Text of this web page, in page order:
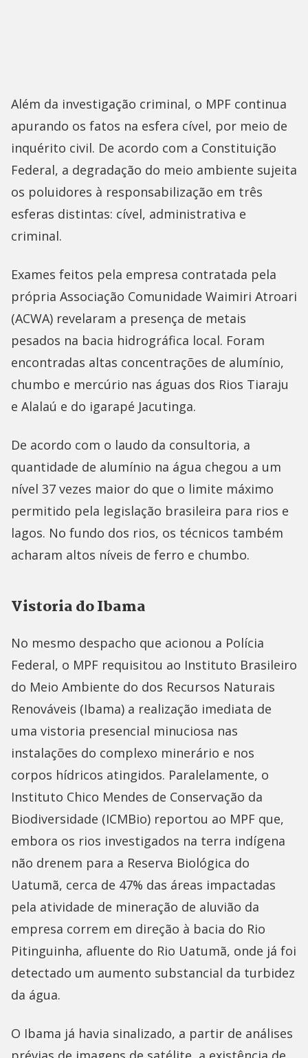
Além da investigação criminal, o MPF continua
apurando os fatos na esfera cível, por meio de
inquérito civil. De acordo com a Constituição
Federal, a degradação do meio ambiente sujeita
os poluidores à responsabilização em três
esferas distintas: cível, administrativa e
criminal.
Exames feitos pela empresa contratada pela
própria Associação Comunidade Waimiri Atroari
(ACWA) revelaram a presença de metais
pesados na bacia hidrográfica local. Foram
encontradas altas concentrações de alumínio,
chumbo e mercúrio nas águas dos Rios Tiaraju
e Alalaú e do igarapé Jacutinga.
De acordo com o laudo da consultoria, a
quantidade de alumínio na água chegou a um
nível 37 vezes maior do que o limite máximo
permitido pela legislação brasileira para rios e
lagos. No fundo dos rios, os técnicos também
acharam altos níveis de ferro e chumbo.
Vistoria do Ibama
No mesmo despacho que acionou a Polícia
Federal, o MPF requisitou ao Instituto Brasileiro
do Meio Ambiente do dos Recursos Naturais
Renováveis (Ibama) a realização imediata de
uma vistoria presencial minuciosa nas
instalações do complexo minerário e nos
corpos hídricos atingidos. Paralelamente, o
Instituto Chico Mendes de Conservação da
Biodiversidade (ICMBio) reportou ao MPF que,
embora os rios investigados na terra indígena
não drenem para a Reserva Biológica do
Uatumã, cerca de 47% das áreas impactadas
pela atividade de mineração de aluvião da
empresa correm em direção à bacia do Rio
Pitinguinha, afluente do Rio Uatumã, onde já foi
detectado um aumento substancial da turbidez
da água.
O Ibama já havia sinalizado, a partir de análises